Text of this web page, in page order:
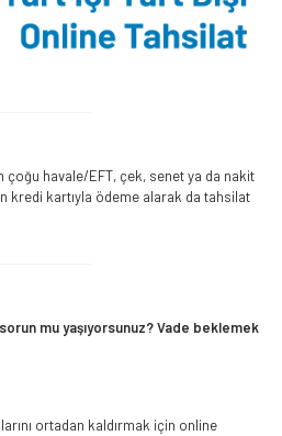
çoğu havale/EFT, çek, senet ya da nakit
kredi kartıyla ödeme alarak da tahsilat
mu yaşıyorsunuz? Vade beklemek
ortadan kaldırmak için online